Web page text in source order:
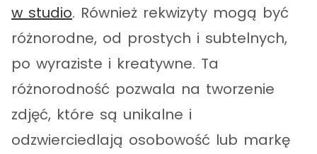
w studio. Również rekwizyty mogą być
różnorodne, od prostych i subtelnych,
po wyraziste i kreatywne. Ta
różnorodność pozwala na tworzenie
zdjęć, które są unikalne i
odzwierciedlają osobowość lub markę